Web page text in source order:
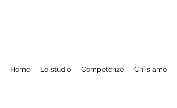
Home Lo studio Competenze Chi siamo